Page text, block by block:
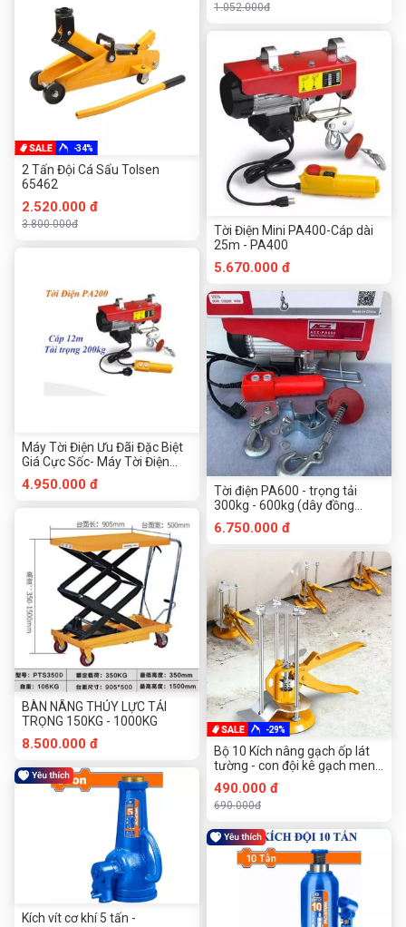
-34%
2 Tấn Đội Cá Sấu Tolsen
65462
2.520.000 đ
3.800.000đ
Máy Tời Điện Ưu Đãi Đặc Biệt
Giá Cực Sốc- Máy Tời Điện
PA200 Cáp Dài 12m-20M
4.950.000 đ
BÀN NÂNG THỦY LỰC TẢI
TRỌNG 150KG - 1000KG
8.500.000 đ
Kích vít cơ khí 5 tấn -
1.052.000đ
Tời Điện Mini PA400-Cáp dài
25m - PA400
5.670.000 đ
Tời điện PA600 - trọng tải
300kg - 600kg (dây đồng
100%)
6.750.000 đ
-29%
Bộ 10 Kích nâng gạch ốp lát
tường - con đội kê gạch men
ốp tường Loại 1 trụ và 3 trụ
490.000 đ
690.000đ